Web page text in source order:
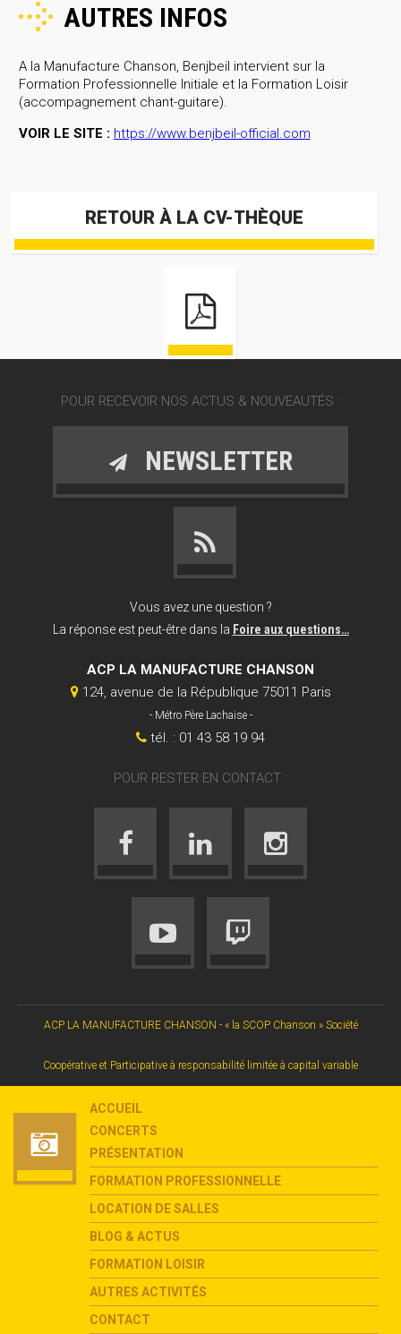
AUTRES INFOS
A la Manufacture Chanson, Benjbeil intervient sur la
Formation Professionnelle Initiale et la Formation Loisir
(accompagnement chant-guitare).
VOIR LE SITE : https://www.benjbeil-official.com
RETOUR À LA CV-THÈQUE
POUR RECEVOIR NOS ACTUS & NOUVEAUTÉS :
NEWSLETTER
Vous avez une question ?
La réponse est peut-être dans la Foire aux questions…
ACP LA MANUFACTURE CHANSON
124, avenue de la République 75011 Paris
- Métro Père Lachaise -
tél. : 01 43 58 19 94
POUR RESTER EN CONTACT :
ACP LA MANUFACTURE CHANSON - « la SCOP Chanson » Société
Coopérative et Participative à responsabilité limitée à capital variable
ACCUEIL
CONCERTS
PRÉSENTATION
FORMATION PROFESSIONNELLE
LOCATION DE SALLES
BLOG & ACTUS
FORMATION LOISIR
AUTRES ACTIVITÉS
CONTACT